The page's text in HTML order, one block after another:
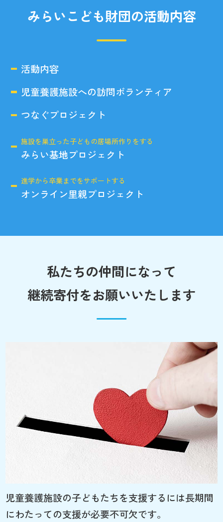
みらいこども財団の活動内容
活動内容
児童養護施設への訪問ボランティア
つなぐプロジェクト
施設を巣立った子どもの居場所作りをする
みらい基地プロジェクト
進学から卒業までをサポートする
オンライン里親プロジェクト
私たちの仲間になって
継続寄付をお願いいたします
児童養護施設の子どもたちを支援するには長期間
にわたっての支援が必要不可欠です。